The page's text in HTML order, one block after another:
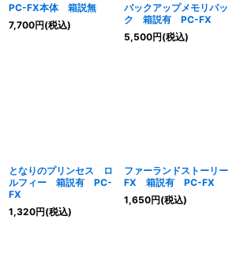
PC-FX本体 箱説無
7,700円(税込)
バックアップメモリパッ
ク 箱説有 PC-FX
5,500円(税込)
となりのプリンセス ロ
ルフィー 箱説有 PC-
FX
1,320円(税込)
ファーランドストーリー
FX 箱説有 PC-FX
1,650円(税込)